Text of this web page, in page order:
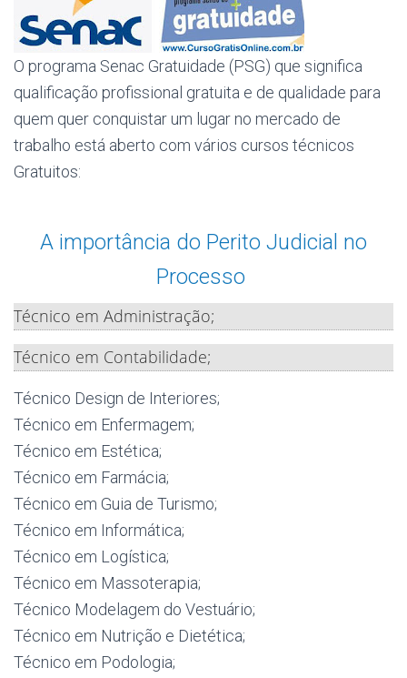
O programa Senac Gratuidade (PSG) que significa
qualificação profissional gratuita e de qualidade para
quem quer conquistar um lugar no mercado de
trabalho está aberto com vários cursos técnicos
Gratuitos:
A importância do Perito Judicial no
Processo
Técnico em Administração;
Técnico em Contabilidade;
Técnico Design de Interiores;
Técnico em Enfermagem;
Técnico em Estética;
Técnico em Farmácia;
Técnico em Guia de Turismo;
Técnico em Informática;
Técnico em Logística;
Técnico em Massoterapia;
Técnico Modelagem do Vestuário;
Técnico em Nutrição e Dietética;
Técnico em Podologia;